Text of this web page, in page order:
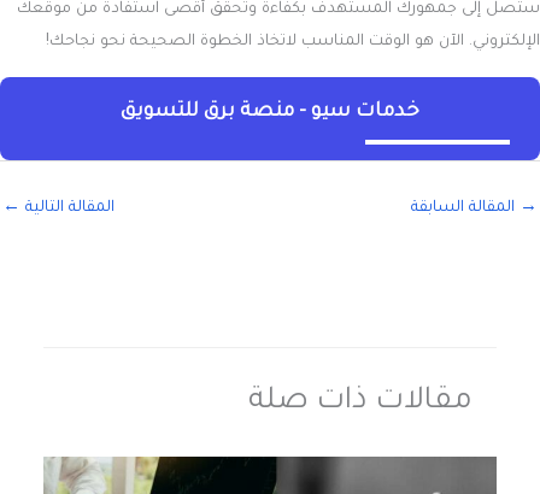
ستصل إلى جمهورك المستهدف بكفاءة وتحقق أقصى استفادة من موقعك
الإلكتروني. الآن هو الوقت المناسب لاتخاذ الخطوة الصحيحة نحو نجاحك!
خدمات سيو - منصة برق للتسويق
→ المقالة السابقة المقالة التالية ←
مقالات ذات صلة